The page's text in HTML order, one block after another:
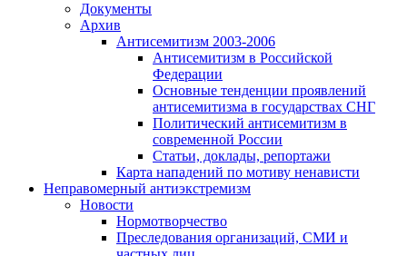
Документы
Архив
Антисемитизм 2003-2006
Антисемитизм в Российской
Федерации
Основные тенденции проявлений
антисемитизма в государствах СНГ
Политический антисемитизм в
современной России
Статьи, доклады, репортажи
Карта нападений по мотиву ненависти
Неправомерный антиэкстремизм
Новости
Нормотворчество
Преследования организаций, СМИ и